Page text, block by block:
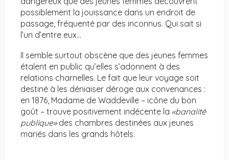
possiblement la jouissance dans un endroit de
passage, fréquenté par des inconnus. Qui sait si
l’un d’entre eux…
Il semble surtout obscène que des jeunes femmes
étalent en public qu’elles s’adonnent à des
relations charnelles. Le fait que leur voyage soit
destiné à les déniaiser déroge aux convenances :
en 1876, Madame de Waddeville – icône du bon
goût – trouve positivement indécente la «banalité
publique»des chambres destinées aux jeunes
mariés dans les grands hôtels.